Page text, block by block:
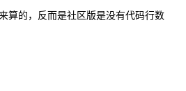
算的，反而是社区版是没有代码行数